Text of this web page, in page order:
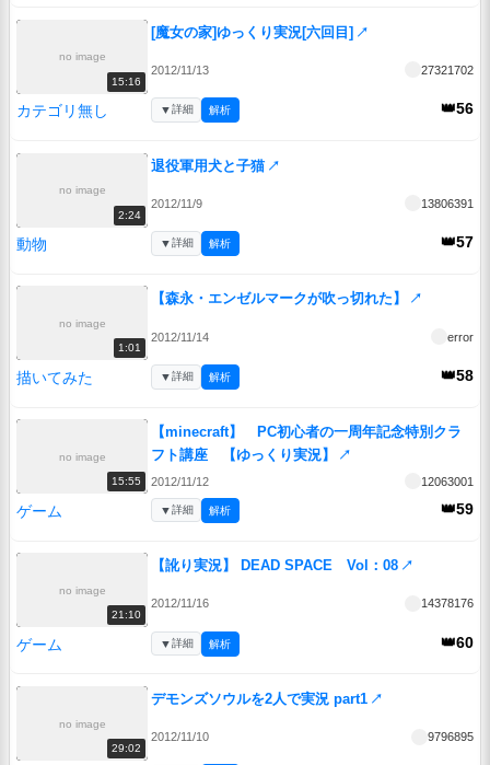
no image
15:16
[魔女の家]ゆっくり実況[六回目] ↗
2012/11/13 27321702
カテゴリ無し 👑56
▼詳細 解析
no image
2:24
退役軍用犬と子猫 ↗
2012/11/9 13806391
動物 👑57
▼詳細 解析
no image
1:01
【森永・エンゼルマークが吹っ切れた】 ↗
2012/11/14 error
描いてみた 👑58
▼詳細 解析
no image
15:55
【minecraft】 PC初心者の一周年記念特別クラ
フト講座 【ゆっくり実況】
↗
2012/11/12 12063001
ゲーム 👑59
▼詳細 解析
no image
21:10
【訛り実況】 DEAD SPACE Vol：08 ↗
2012/11/16 14378176
ゲーム 👑60
▼詳細 解析
no image
29:02
デモンズソウルを2人で実況 part1 ↗
2012/11/10 9796895